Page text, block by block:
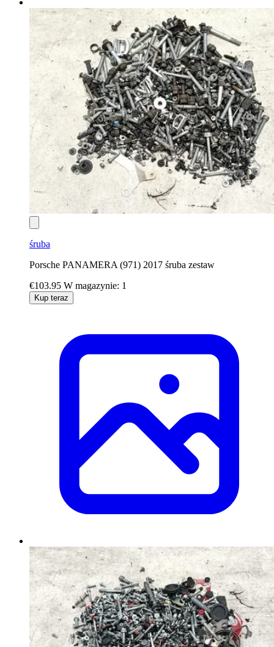
śruba
Porsche PANAMERA (971) 2017 śruba zestaw
€103.95 W magazynie: 1
Kup teraz